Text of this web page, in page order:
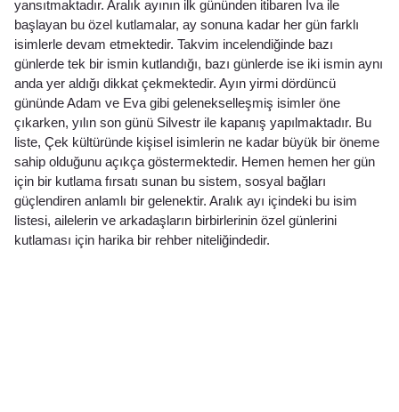
yansıtmaktadır. Aralık ayının ilk gününden itibaren Iva ile
başlayan bu özel kutlamalar, ay sonuna kadar her gün farklı
isimlerle devam etmektedir. Takvim incelendiğinde bazı
günlerde tek bir ismin kutlandığı, bazı günlerde ise iki ismin aynı
anda yer aldığı dikkat çekmektedir. Ayın yirmi dördüncü
gününde Adam ve Eva gibi gelenekselleşmiş isimler öne
çıkarken, yılın son günü Silvestr ile kapanış yapılmaktadır. Bu
liste, Çek kültüründe kişisel isimlerin ne kadar büyük bir öneme
sahip olduğunu açıkça göstermektedir. Hemen hemen her gün
için bir kutlama fırsatı sunan bu sistem, sosyal bağları
güçlendiren anlamlı bir gelenektir. Aralık ayı içindeki bu isim
listesi, ailelerin ve arkadaşların birbirlerinin özel günlerini
kutlaması için harika bir rehber niteliğindedir.